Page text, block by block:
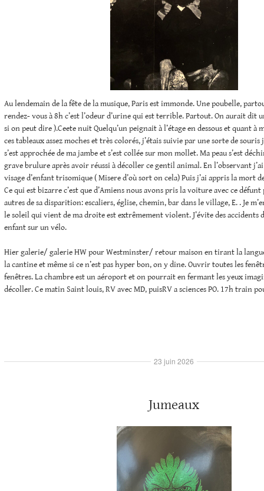
Au lendemain de la fête de la musique, Paris est immonde. Une poubelle,
rendez- vous à 8h c’est l’odeur d’urine qui est terrible. Partout. On aurait dit
si on peut dire ).Ceete nuit Quelqu’un peignait à l’étage en dessous et quant à
ces tableaux assez moches et très colorés, j’étais suivie par une sorte de
s’est approchée de ma jambe et s’est collée sur mon mollet. Ma peau s’est
grave brulure après avoir réussi à décoller ce gentil animal. En l’observant
visage d’enfant trisomique ( Misere d’où sort on cela) Puis j’ai appris la mort
Ce qui est bizarre c’est que d’Amiens nous avons pris la voiture avec ce
autres de sa disparition: escaliers, église, chemin, bar dans le village, E. . Je
le soleil qui vient de ma droite est extrêmement violent. J’évite des accidents
enfant sur un vélo.
Hier galerie/ galerie HW pour Westminster/ retour maison en tirant la
la cantine et même si ce n’est pas hyper bon, on y dine. Ouvrir toutes les
fenêtres. La chambre est un aéroport et on pourrait en fermant les yeux
décoller. Ce matin Saint louis, RV avec MD, puisRV a sciences PO. 17h train
Jumeaux
23 juin 2026